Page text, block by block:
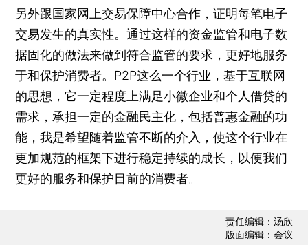
另外跟国家网上交易保障中心合作，证明每笔电子
交易发生的真实性。通过这样的资金监管和电子数
据固化的做法来做到符合监管的要求，更好地服务
于和保护消费者。P2P这么一个行业，基于互联网
的思想，它一定程度上满足小微企业和个人借贷的
需求，承担一定的金融民主化，包括普惠金融的功
能，我是希望随着监管不断的介入，使这个行业在
更加规范的框架下进行稳定持续的成长，以便我们
更好的服务和保护目前的消费者。
责任编辑：汤欣
版面编辑：会议